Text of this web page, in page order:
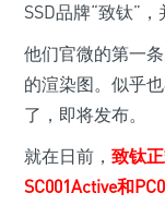
SSD品牌“致钛”
他们官微的第一
的渲染图。似乎
了，即将发布。
就在日前， 致钛
SC001Active和